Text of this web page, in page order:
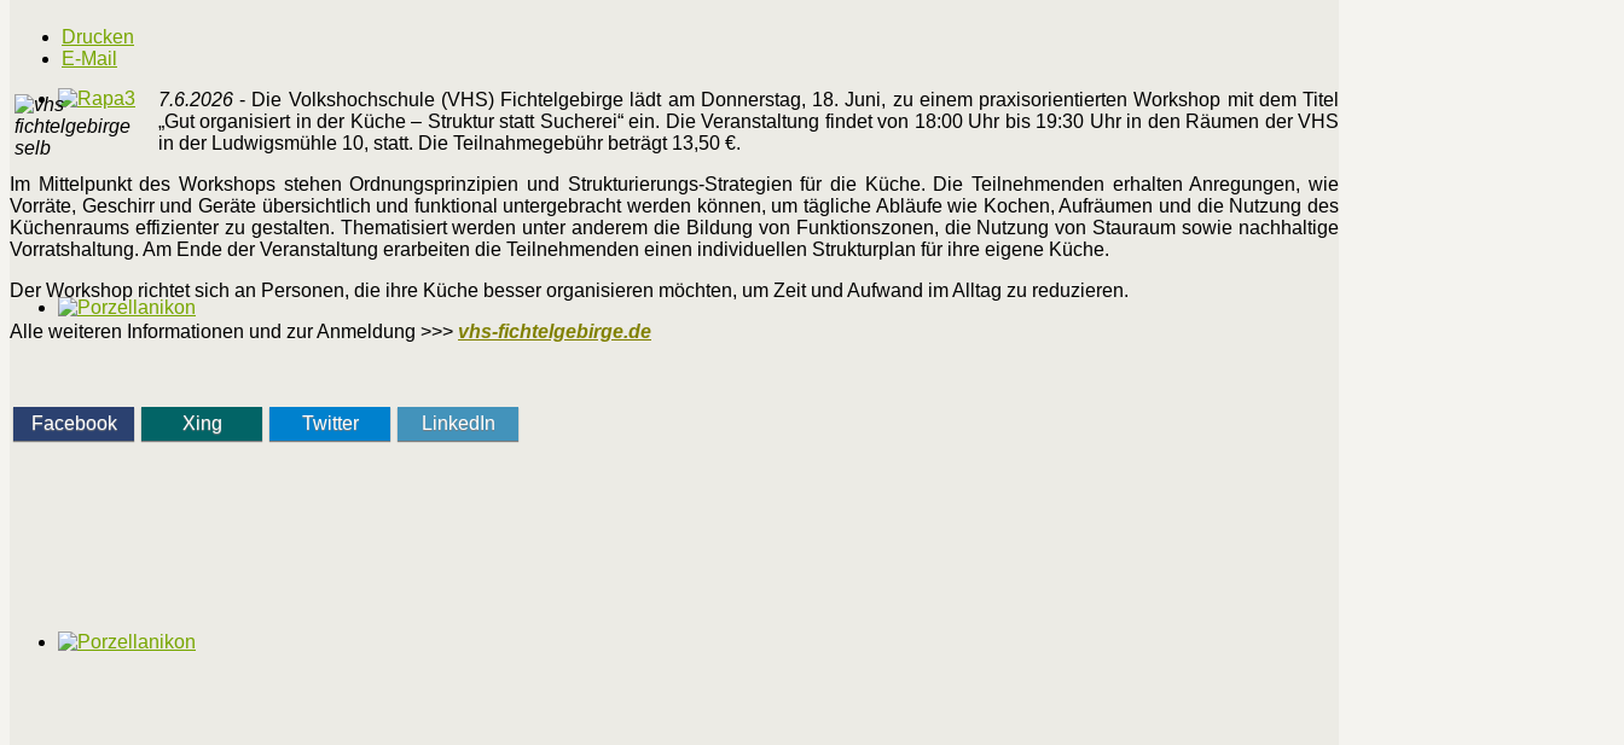
Drucken
E-Mail
7.6.2026 - Die Volkshochschule (VHS) Fichtelgebirge lädt am Donnerstag, 18. Juni, zu einem praxisorientierten Workshop mit dem Titel
„Gut organisiert in der Küche – Struktur statt Sucherei“ ein. Die Veranstaltung findet von 18:00 Uhr bis 19:30 Uhr in den Räumen der VHS
in der Ludwigsmühle 10, statt. Die Teilnahmegebühr beträgt 13,50 €.
Im Mittelpunkt des Workshops stehen Ordnungsprinzipien und Strukturierungs-Strategien für die Küche. Die Teilnehmenden erhalten Anregungen, wie
Vorräte, Geschirr und Geräte übersichtlich und funktional untergebracht werden können, um tägliche Abläufe wie Kochen, Aufräumen und die Nutzung des
Küchenraums effizienter zu gestalten. Thematisiert werden unter anderem die Bildung von Funktionszonen, die Nutzung von Stauraum sowie nachhaltige
Vorratshaltung. Am Ende der Veranstaltung erarbeiten die Teilnehmenden einen individuellen Strukturplan für ihre eigene Küche.
Der Workshop richtet sich an Personen, die ihre Küche besser organisieren möchten, um Zeit und Aufwand im Alltag zu reduzieren.
Alle weiteren Informationen und zur Anmeldung >>> vhs-fichtelgebirge.de
Facebook Xing Twitter LinkedIn